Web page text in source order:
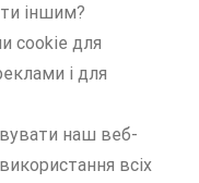
іншим?
cookie для
і для
наш веб-
всіх